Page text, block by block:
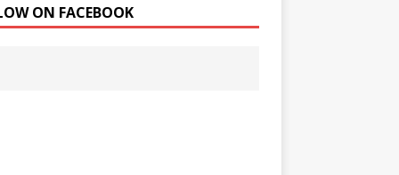
ON FACEBOOK